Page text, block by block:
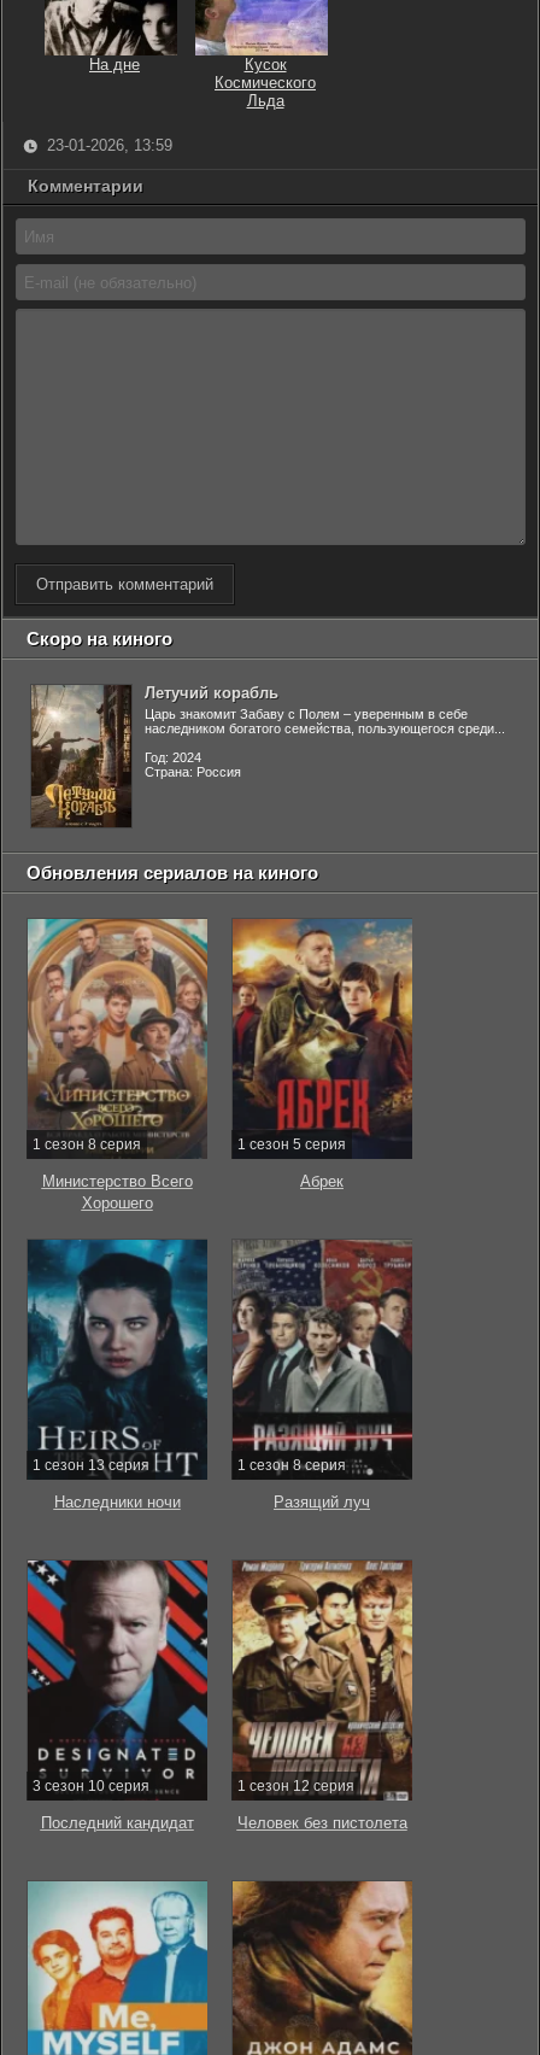
На дне
Кусок
Космического
Льда
23-01-2026, 13:59
Комментарии
Отправить комментарий
Скоро на киного
Летучий корабль
Царь знакомит Забаву с Полем – уверенным в себе
наследником богатого семейства, пользующегося среди...
Год: 2024
Страна: Россия
Обновления сериалов на киного
1 сезон 8 серия
Министерство Всего
Хорошего
1 сезон 5 серия
Абрек
1 сезон 13 серия
Наследники ночи
1 сезон 8 серия
Разящий луч
3 сезон 10 серия
Последний кандидат
1 сезон 12 серия
Человек без пистолета